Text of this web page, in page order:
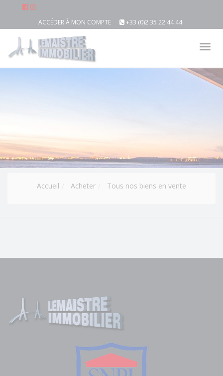
ACCÉDER À MON COMPTE +33 (0)2 35 22 44 44
Accueil Acheter Tous nos biens en vente